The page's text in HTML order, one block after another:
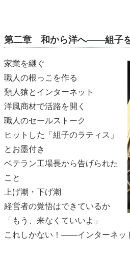
第二章 和から洋へ――組子
家業を継ぐ
職人の根っこを作る
類人猿とインターネット
洋風商材で活路を開く
職人のセールストーク
ヒットした「組子のラティス」
とお墨付き
ベテラン工場長から告げられた
こと
上げ潮・下げ潮
経営者の覚悟はできているか
「もう、来なくていいよ」
これしかない！――インターネッ